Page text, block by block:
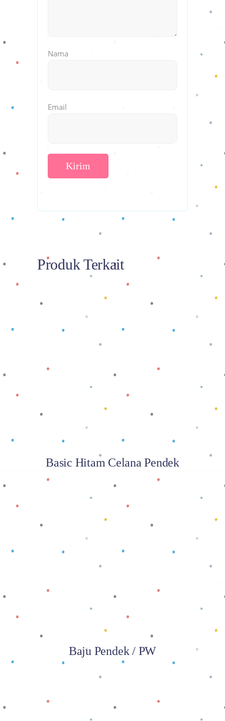
Nama
Email
Produk Terkait
Basic Hitam Celana Pendek
Baca selengkapnya
Baju Pendek / PW